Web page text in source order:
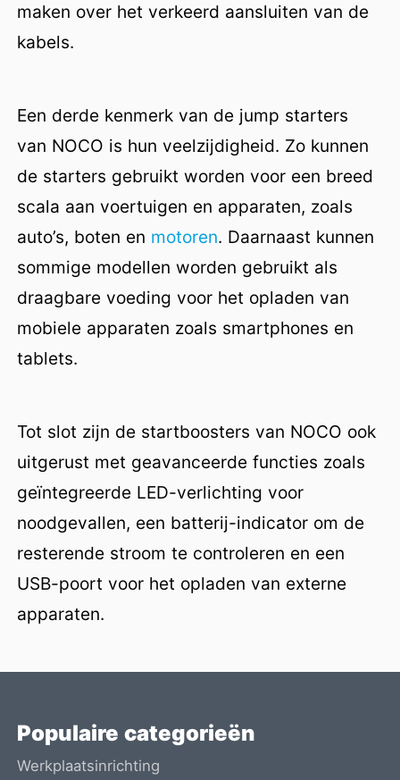
maken over het verkeerd aansluiten van de
kabels.
Een derde kenmerk van de jump starters
van NOCO is hun veelzijdigheid. Zo kunnen
de starters gebruikt worden voor een breed
scala aan voertuigen en apparaten, zoals
auto’s, boten en motoren. Daarnaast kunnen
sommige modellen worden gebruikt als
draagbare voeding voor het opladen van
mobiele apparaten zoals smartphones en
tablets.
Tot slot zijn de startboosters van NOCO ook
uitgerust met geavanceerde functies zoals
geïntegreerde LED-verlichting voor
noodgevallen, een batterij-indicator om de
resterende stroom te controleren en een
USB-poort voor het opladen van externe
apparaten.
Populaire categorieën
Werkplaatsinrichting